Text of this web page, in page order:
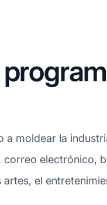
a moldear la
electrónico,
el